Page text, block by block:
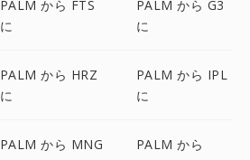
PALM から FTS
に
PALM から G3
に
PALM から HRZ
に
PALM から IPL
に
PALM から MNG
PALM から